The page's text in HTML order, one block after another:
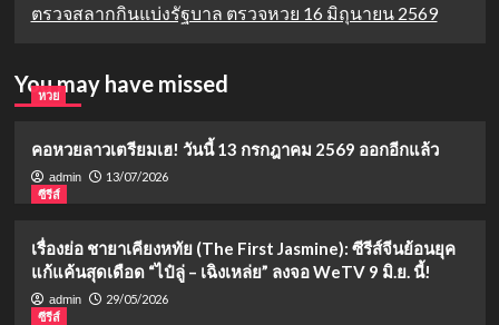
ตรวจสลากกินแบ่งรัฐบาล ตรวจหวย 16 มิถุนายน 2569
You may have missed
หวย
คอหวยลาวเตรียมเฮ! วันนี้ 13 กรกฎาคม 2569 ออกอีกแล้ว
admin
13/07/2026
ซีรีส์
เรื่องย่อ ชายาเคียงหทัย (The First Jasmine): ซีรีส์จีนย้อนยุค
แก้แค้นสุดเดือด “ไป๋ลู่ – เฉิงเหล่ย” ลงจอ WeTV 9 มิ.ย. นี้!
admin
29/05/2026
ซีรีส์